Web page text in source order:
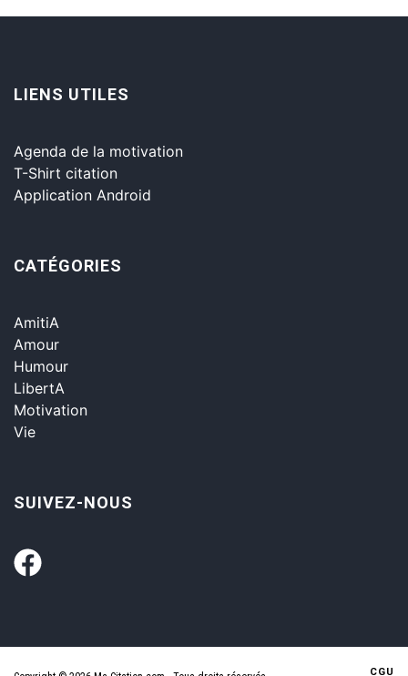
LIENS UTILES
Agenda de la motivation
T-Shirt citation
Application Android
CATÉGORIES
AmitiA
Amour
Humour
LibertA
Motivation
Vie
SUIVEZ-NOUS
CGU